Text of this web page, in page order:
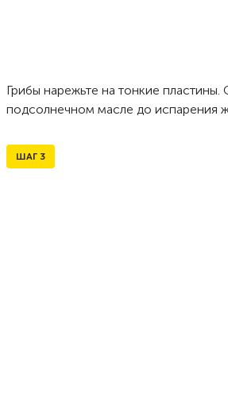
Грибы нарежьте на тонкие пластины.
подсолнечном масле до испарения
ШАГ 3